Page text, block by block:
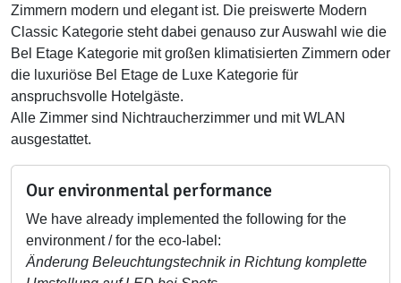
Zimmern modern und elegant ist. Die preiswerte Modern
Classic Kategorie steht dabei genauso zur Auswahl wie die
Bel Etage Kategorie mit großen klimatisierten Zimmern oder
die luxuriöse Bel Etage de Luxe Kategorie für
anspruchsvolle Hotelgäste.
Alle Zimmer sind Nichtraucherzimmer und mit WLAN
ausgestattet.
Our environmental performance
We have already implemented the following for the
environment / for the eco-label:
Änderung Beleuchtungstechnik in Richtung komplette